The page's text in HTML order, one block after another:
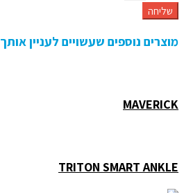
שליחה
מוצרים נוספים שעשויים לעניין אותך
MAVERICK
TRITON SMART ANKLE